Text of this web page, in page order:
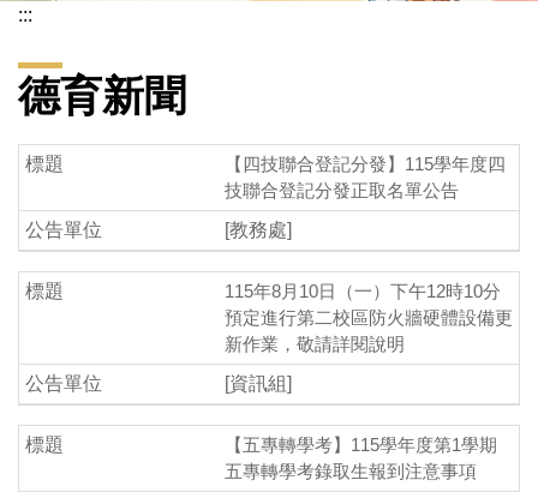
:::
德育新聞
【四技聯合登記分發】115學年度四
技聯合登記分發正取名單公告
[教務處]
115年8月10日（一）下午12時10分
預定進行第二校區防火牆硬體設備更
新作業，敬請詳閱說明
[資訊組]
【五專轉學考】115學年度第1學期
五專轉學考錄取生報到注意事項